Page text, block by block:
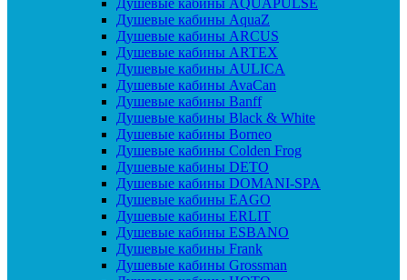
Душевые кабины AQUAPULSE
Душевые кабины AquaZ
Душевые кабины ARCUS
Душевые кабины ARTEX
Душевые кабины AULICA
Душевые кабины AvaCan
Душевые кабины Banff
Душевые кабины Black & White
Душевые кабины Borneo
Душевые кабины Colden Frog
Душевые кабины DETO
Душевые кабины DOMANI-SPA
Душевые кабины EAGO
Душевые кабины ERLIT
Душевые кабины ESBANO
Душевые кабины Frank
Душевые кабины Grossman